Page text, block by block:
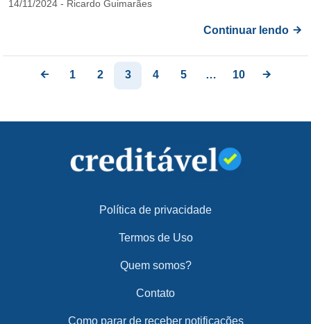
14/11/2024 - Ricardo Guimarães
Continuar lendo
1 2 3 4 5 … 10
Política de privacidade
Termos de Uso
Quem somos?
Contato
Como parar de receber notificações